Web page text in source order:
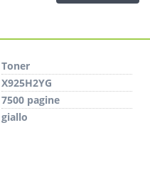
Toner
X925H2YG
7500 pagine
giallo